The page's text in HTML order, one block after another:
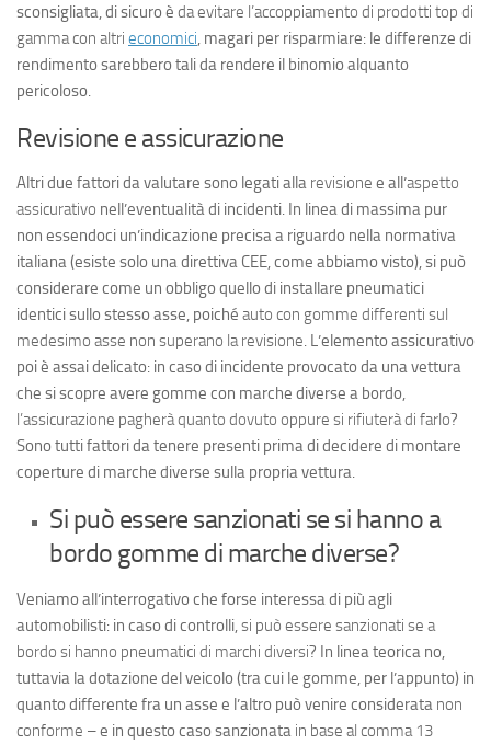
sconsigliata, di sicuro è da evitare l’accoppiamento di prodotti top di
gamma con altri economici, magari per risparmiare: le differenze di
rendimento sarebbero tali da rendere il binomio alquanto
pericoloso.
Revisione e assicurazione
Altri due fattori da valutare sono legati alla revisione e all’aspetto
assicurativo nell’eventualità di incidenti. In linea di massima pur
non essendoci un’indicazione precisa a riguardo nella normativa
italiana (esiste solo una direttiva CEE, come abbiamo visto), si può
considerare come un obbligo quello di installare pneumatici
identici sullo stesso asse, poiché auto con gomme differenti sul
medesimo asse non superano la revisione. L’elemento assicurativo
poi è assai delicato: in caso di incidente provocato da una vettura
che si scopre avere gomme con marche diverse a bordo,
l’assicurazione pagherà quanto dovuto oppure si rifiuterà di farlo?
Sono tutti fattori da tenere presenti prima di decidere di montare
coperture di marche diverse sulla propria vettura.
Si può essere sanzionati se si hanno a
bordo gomme di marche diverse?
Veniamo all’interrogativo che forse interessa di più agli
automobilisti: in caso di controlli,si può essere sanzionati se a
bordo si hanno pneumatici di marchi diversi? In linea teorica no,
tuttavia la dotazione del veicolo (tra cui le gomme, per l’appunto) in
quanto differente fra un asse e l’altro può venire considerata non
conforme – e in questo caso sanzionata in base al comma 13